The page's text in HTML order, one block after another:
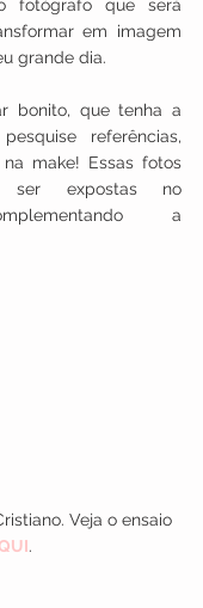
fotógrafo que será
em imagem
grande dia.
bonito, que tenha a
referências,
make! Essas fotos
ser expostas no
a
Veja o ensaio
.